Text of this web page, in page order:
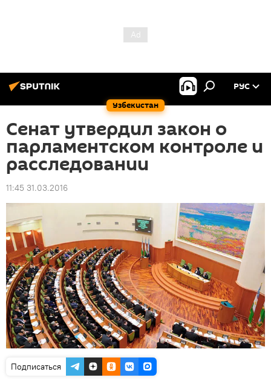
Узбекистан
РУС
Сенат утвердил закон о
парламентском контроле и
расследовании
11:45 31.03.2016
Подписаться